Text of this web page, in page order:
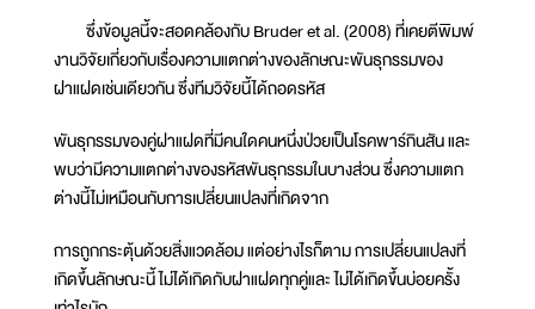
ซึ่งข้อมูลนี้จะสอดคล้องกับ Bruder et al. (2008) ที่เคยตีพิมพ์
งานวิจัยเกี่ยวกับเรื่องความแตกต่างของลักษณะพันธุกรรมของ
ฝาแฝดเช่นเดียวกัน ซึ่งทีมวิจัยนี้ได้ถอดรหัส
พันธุกรรมของคู่ฝาแฝดที่มีคนใดคนหนึ่งป่วยเป็นโรคพาร์กินสัน และ
พบว่ามีความแตกต่างของรหัสพันธุกรรมในบางส่วน ซึ่งความแตก
ต่างนี้ไม่เหมือนกับการเปลี่ยนแปลงที่เกิดจาก
การถูกกระตุ้นด้วยสิ่งแวดล้อม แต่อย่างไรก็ตาม การเปลี่ยนแปลงที่
เกิดขึ้นลักษณะนี้ ไม่ได้เกิดกับฝาแฝดทุกคู่และ ไม่ได้เกิดขึ้นบ่อยครั้ง